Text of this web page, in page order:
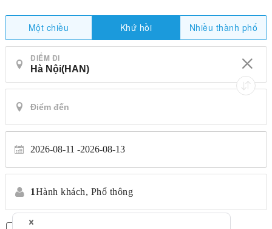
Một chiều Khứ hồi Nhiều thành phố
ĐIỂM ĐI
2026-08-11 2026-08-13
1Hành khách, Phổ thông